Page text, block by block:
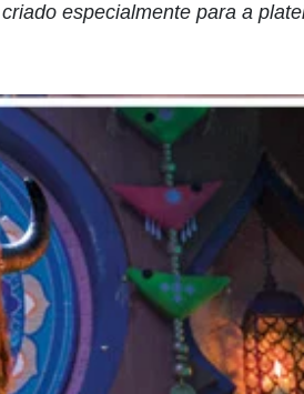
especialmente para a